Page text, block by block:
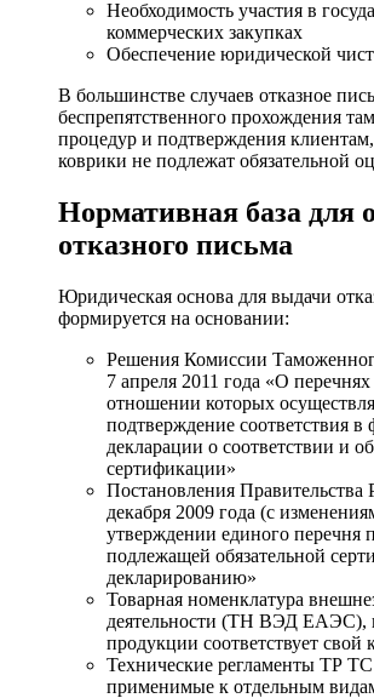
Необходимость участия в
коммерческих закупках
Обеспечение юридической
В большинстве случаев отказное
беспрепятственного прохождения
процедур и подтверждения
коврики не подлежат обязательной
Нормативная база для
отказного письма
Юридическая основа для выдачи
формируется на основании:
Решения Комиссии
7 апреля 2011 года «О
отношении которых
подтверждение соответствия
декларации о соответствии и
сертификации»
Постановления
декабря 2009 года (с
утверждении единого перечня
подлежащей обязательной
декларированию»
Товарная номенклатура
деятельности (ТН ВЭД ЕАЭС),
продукции соответствует свой
Технические регламенты ТР
применимые к отдельным